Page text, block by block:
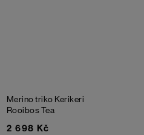
Merino triko Kerikeri
Rooibos Tea
2 698 Kč